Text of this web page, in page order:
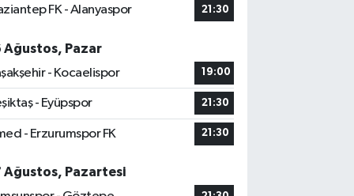
FK - Alanyaspor 21:30
Ağustos, Pazar
- Kocaelispor
19:00
- Eyüpspor 21:30
- Erzurumspor FK 21:30
Ağustos, Pazartesi